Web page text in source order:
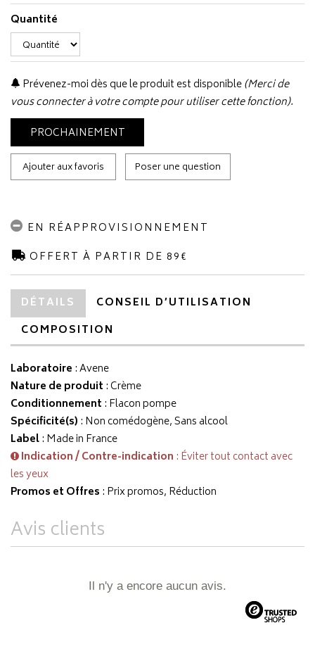
Quantité
Prévenez-moi dès que le produit est disponible(Merci de
vous connecter à votre compte pour utiliser cette fonction).
PROCHAINEMENT
Ajouter aux favoris Poser une question
EN RÉAPPROVISIONNEMENT
OFFERT À PARTIR DE 89€
DÉTAILS
CONSEIL D’UTILISATION
COMPOSITION
Laboratoire :Avene
Nature de produit : Crème
Conditionnement : Flacon pompe
Spécificité(s) : Non comédogène, Sans alcool
Label: Made in France
Indication / Contre-indication : Éviter tout contact avec
les yeux
Promos et Offres : Prix promos, Réduction
Avis clients
Il n'y a encore aucun avis.